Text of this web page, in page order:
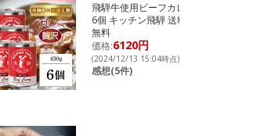
飛騨牛使用ビーフカレー
6個 キッチン飛騨 送料
無料
価格:6120円
(2024/12/13 15:04時点)
感想(5件)